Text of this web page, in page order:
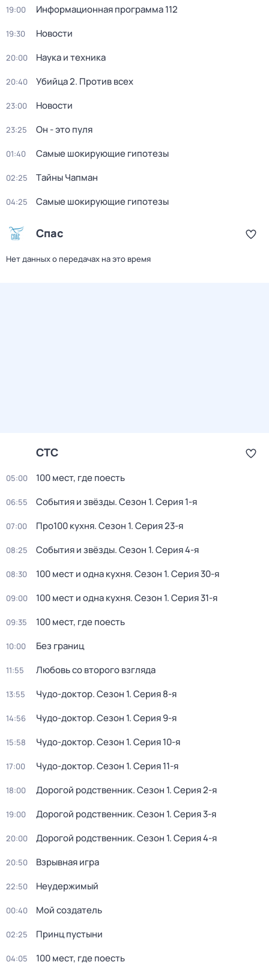
19:00 Информационная программа 112
19:30 Новости
20:00 Наука и техника
20:40 Убийца 2. Против всех
23:00 Новости
23:25 Он - это пуля
01:40 Самые шoкиpующие гипотезы
02:25 Тaйны Чапман
04:25 Самые шoкиpующие гипотезы
Спас
Нет данных о передачах на это время
СТС
05:00 100 мест, где поесть
06:55 События и звёзды. Сезон 1. Серия 1-я
07:00 Про100 кухня. Сезон 1. Серия 23-я
08:25 События и звёзды. Сезон 1. Серия 4-я
08:30 100 мест и одна кухня. Сезон 1. Серия 30-я
09:00 100 мест и одна кухня. Сезон 1. Серия 31-я
09:35 100 мест, где поесть
10:00 Без границ
11:55 Любовь со второго взгляда
13:55 Чудо-доктор. Сезон 1. Серия 8-я
14:56 Чудо-доктор. Сезон 1. Серия 9-я
15:58 Чудо-доктор. Сезон 1. Серия 10-я
17:00 Чудо-доктор. Сезон 1. Серия 11-я
18:00 Дорогой родственник. Сезон 1. Серия 2-я
19:00 Дорогой родственник. Сезон 1. Серия 3-я
20:00 Дорогой родственник. Сезон 1. Серия 4-я
20:50 Взрывная игра
22:50 Неудержимый
00:40 Мой создатель
02:25 Принц пустыни
04:05 100 мест, где поесть